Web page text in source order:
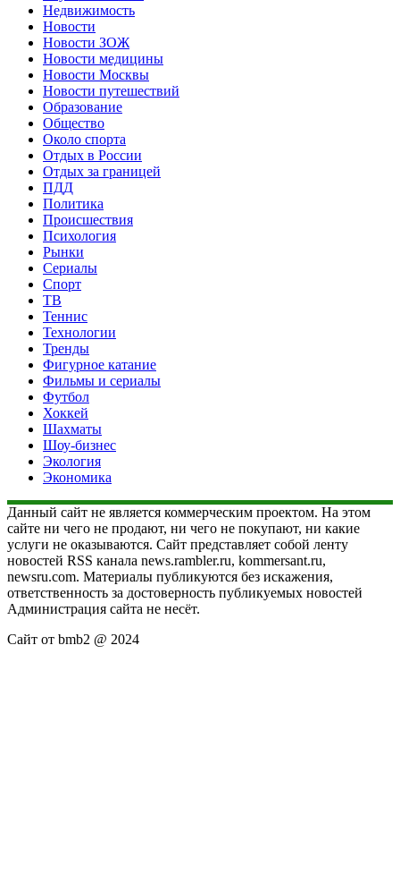
Недвижимость
Новости
Новости ЗОЖ
Новости медицины
Новости Москвы
Новости путешествий
Образование
Общество
Около спорта
Отдых в России
Отдых за границей
ПДД
Политика
Происшествия
Психология
Рынки
Сериалы
Спорт
ТВ
Теннис
Технологии
Тренды
Фигурное катание
Фильмы и сериалы
Футбол
Хоккей
Шахматы
Шоу-бизнес
Экология
Экономика
Данный сайт не является коммерческим проектом. На этом
сайте ни чего не продают, ни чего не покупают, ни какие
услуги не оказываются. Сайт представляет собой ленту
новостей RSS канала news.rambler.ru, kommersant.ru,
newsru.com. Материалы публикуются без искажения,
ответственность за достоверность публикуемых новостей
Администрация сайта не несёт.
Сайт от bmb2 @ 2024